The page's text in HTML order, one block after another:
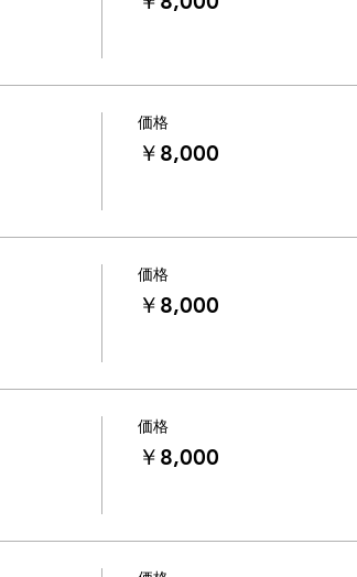
価格
￥8,000
価格
￥8,000
価格
￥8,000